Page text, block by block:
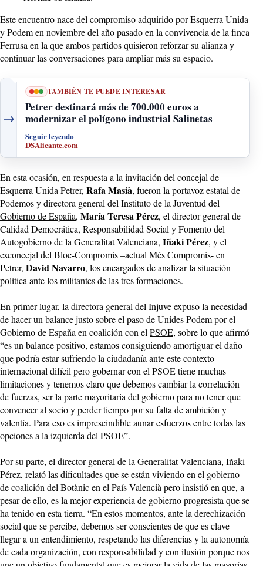
Este encuentro nace del compromiso adquirido por Esquerra Unida
y Podem en noviembre del año pasado en la convivencia de la finca
Ferrusa en la que ambos partidos quisieron reforzar su alianza y
continuar las conversaciones para ampliar más su espacio.
→
TAMBIÉN TE PUEDE INTERESAR
Petrer destinará más de 700.000 euros a
modernizar el polígono industrial Salinetas
Seguir leyendo
DSAlicante.com
En esta ocasión, en respuesta a la invitación del concejal de
Esquerra Unida Petrer, Rafa Masià, fueron la portavoz estatal de
Podemos y directora general del Instituto de la Juventud del
Gobierno de España, María Teresa Pérez, el director general de
Calidad Democrática, Responsabilidad Social y Fomento del
Autogobierno de la Generalitat Valenciana, Iñaki Pérez, y el
exconcejal del Bloc-Compromís –actual Més Compromís- en
Petrer, David Navarro, los encargados de analizar la situación
política ante los militantes de las tres formaciones.
En primer lugar, la directora general del Injuve expuso la necesidad
de hacer un balance justo sobre el paso de Unides Podem por el
Gobierno de España en coalición con el PSOE, sobre lo que afirmó
“es un balance positivo, estamos consiguiendo amortiguar el daño
que podría estar sufriendo la ciudadanía ante este contexto
internacional difícil pero gobernar con el PSOE tiene muchas
limitaciones y tenemos claro que debemos cambiar la correlación
de fuerzas, ser la parte mayoritaria del gobierno para no tener que
convencer al socio y perder tiempo por su falta de ambición y
valentía. Para eso es imprescindible aunar esfuerzos entre todas las
opciones a la izquierda del PSOE”.
Por su parte, el director general de la Generalitat Valenciana, Iñaki
Pérez, relató las dificultades que se están viviendo en el gobierno
de coalición del Botànic en el País Valencià pero insistió en que, a
pesar de ello, es la mejor experiencia de gobierno progresista que se
ha tenido en esta tierra. “En estos momentos, ante la derechización
social que se percibe, debemos ser conscientes de que es clave
llegar a un entendimiento, respetando las diferencias y la autonomía
de cada organización, con responsabilidad y con ilusión porque nos